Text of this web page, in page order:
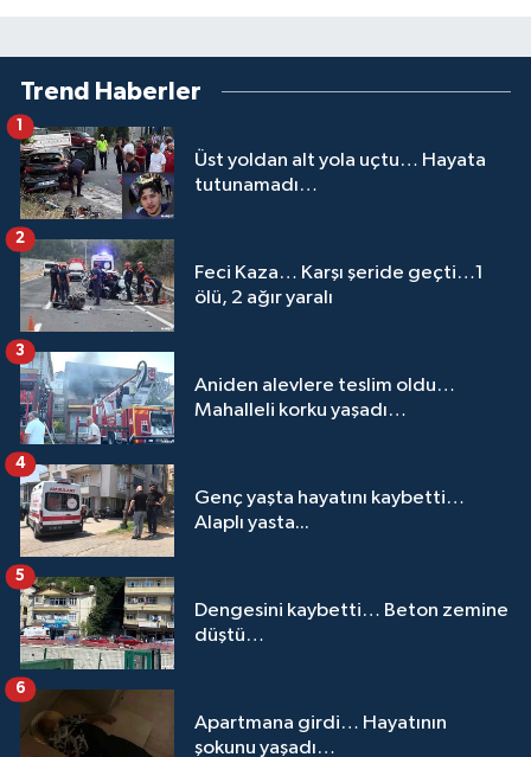
Trend Haberler
Üst yoldan alt yola uçtu… Hayata
tutunamadı…
1
Feci Kaza… Karşı şeride geçti…1
ölü, 2 ağır yaralı
2
Aniden alevlere teslim oldu…
Mahalleli korku yaşadı…
3
Genç yaşta hayatını kaybetti…
Alaplı yasta...
4
Dengesini kaybetti… Beton zemine
düştü…
5
Apartmana girdi… Hayatının
şokunu yaşadı…
6